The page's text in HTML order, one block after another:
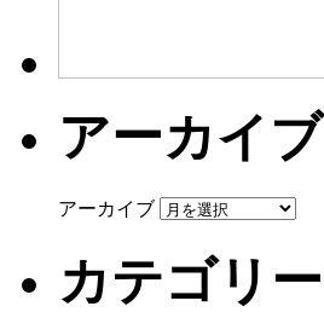
アーカイブ
アーカイブ
カテゴリー